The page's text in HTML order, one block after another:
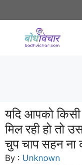
to
यदि आपको
मिल रही हो तो
चुप चाप सहन ना
By : Unknown